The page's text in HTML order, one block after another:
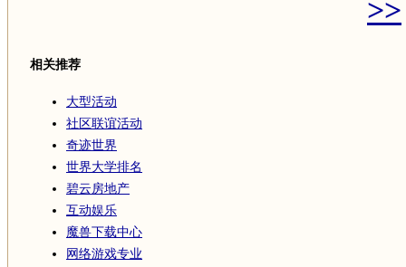
>>
相关推荐
大型活动
社区联谊活动
奇迹世界
世界大学排名
碧云房地产
互动娱乐
魔兽下载中心
网络游戏专业